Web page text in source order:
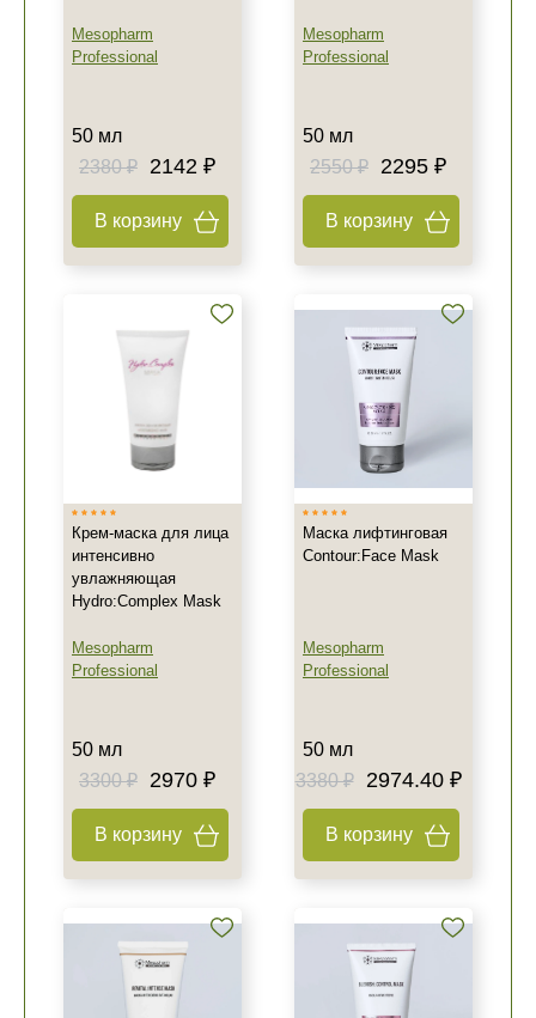
Mesopharm
Professional
50 мл
2380 ₽
2142 ₽
В корзину
Mesopharm
Professional
50 мл
2550 ₽
2295 ₽
В корзину
Крем-маска для лица
интенсивно
увлажняющая
Hydro:Complex Mask
Mesopharm
Professional
50 мл
3300 ₽
2970 ₽
В корзину
Маска лифтинговая
Contour:Face Mask
Mesopharm
Professional
50 мл
3380 ₽
2974.40 ₽
В корзину